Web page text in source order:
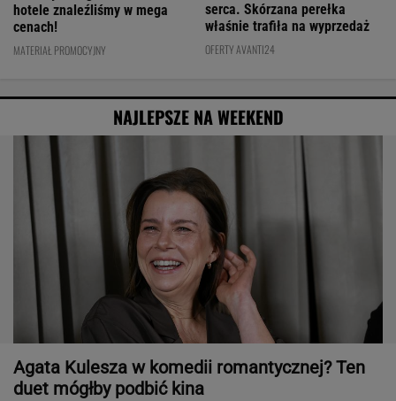
hotele znaleźliśmy w mega
cenach!
MATERIAŁ PROMOCYJNY
serca. Skórzana perełka
właśnie trafiła na wyprzedaż
OFERTY AVANTI24
NAJLEPSZE NA WEEKEND
Agata Kulesza w komedii romantycznej? Ten
duet mógłby podbić kina